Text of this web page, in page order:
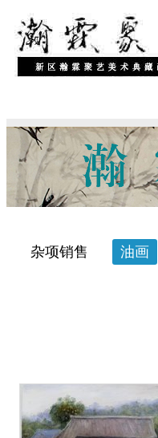
杂项销售 油画